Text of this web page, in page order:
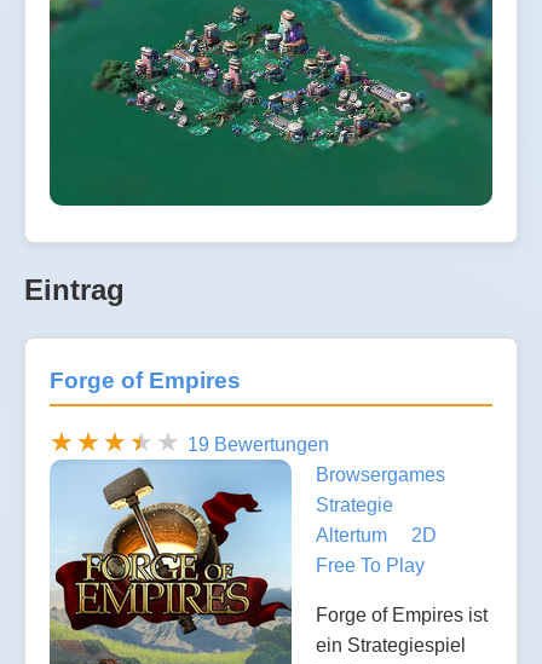
Eintrag
Forge of Empires
19 Bewertungen
Browsergames
Strategie
Altertum
2D
Free To Play
Forge of Empires ist
ein Strategiespiel